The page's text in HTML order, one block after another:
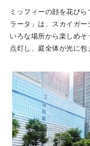
ミッフィーの顔を花び
ラータ」は、スカイガ
いろな場所から楽しめ
点灯し、庭全体が光に包